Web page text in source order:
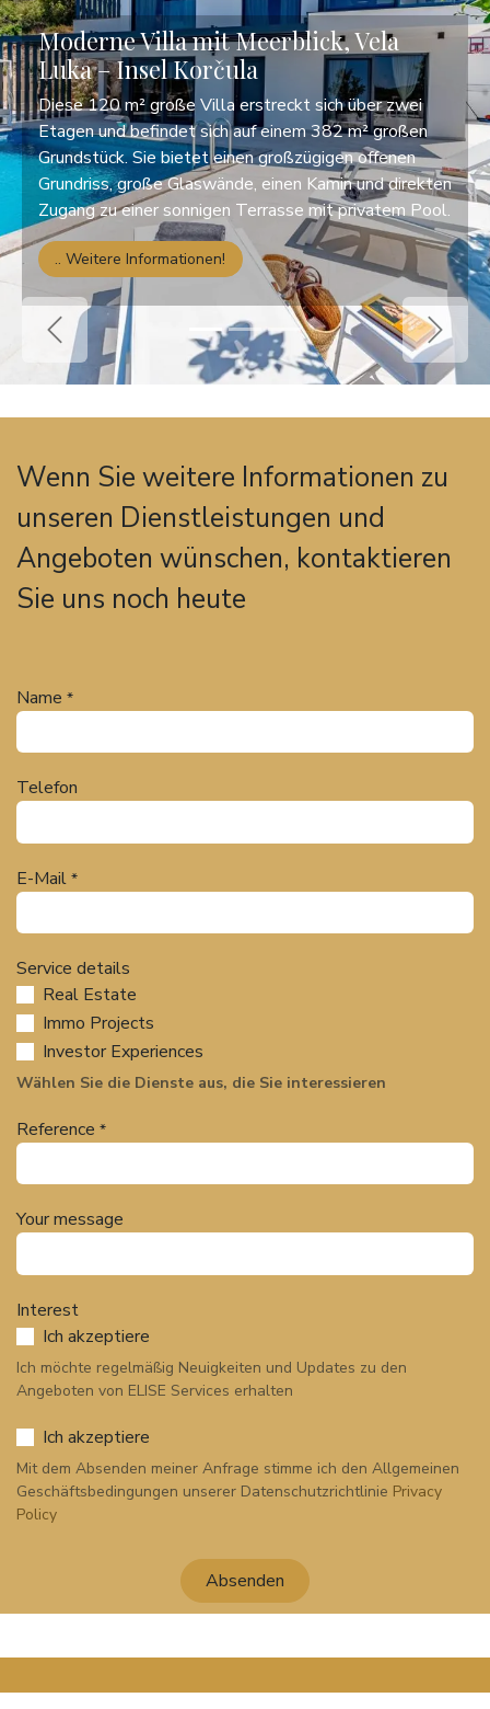
Moderne Villa mit Meerblick, Vela
Luka – Insel Korčula
Diese 120 m² große Villa erstreckt sich über zwei
Etagen und befindet sich auf einem 382 m² großen
Grundstück. Sie bietet einen großzügigen offenen
Grundriss, große Glaswände, einen Kamin und direkten
Zugang zu einer sonnigen Terrasse mit privatem Pool.
.. Weitere Informationen!
Previous Next
Wenn Sie weitere Informationen zu
unseren Dienstleistungen und
Angeboten wünschen, kontaktieren
Sie uns noch heute
Name *
Telefon
E-Mail *
Service details
Real Estate
Immo Projects
Investor Experiences
Wählen Sie die Dienste aus, die Sie interessieren
Reference *
Your message
Interest
Ich akzeptiere
Ich möchte regelmäßig Neuigkeiten und Updates zu den
Angeboten von ELISE Services erhalten
Ich akzeptiere​
Mit dem Absenden meiner Anfrage stimme ich den Allgemeinen
Geschäftsbedingungen unserer Datenschutzrichtlinie Privacy
Policy
Absenden